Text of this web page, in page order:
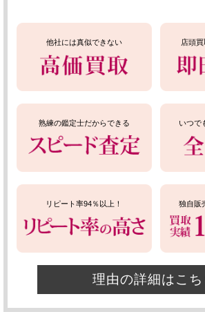
他社には真似できない 店頭買
熟練の鑑定士だからできる いつで
リピート率94％以上！ 独自販
理由の詳細はこち